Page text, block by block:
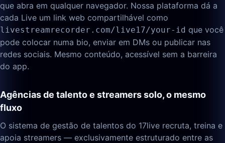
que abra em qualquer navegador. Nossa plataforma dá a
cada Live um link web compartilhável como
livestreamrecorder.com/live17/your-id que você
pode colocar numa bio, enviar em DMs ou publicar nas
redes sociais. Mesmo conteúdo, acessível sem a barreira
do app.
Agências de talento e streamers solo, o mesmo
fluxo
O sistema de gestão de talentos do 17live recruta, treina e
apoia streamers — exclusivamente estruturado entre as